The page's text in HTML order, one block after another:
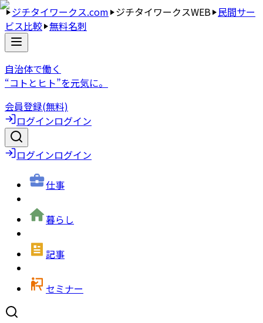
ジチタイワークス.com ジチタイワークスWEB 民間サー
ビス比較 無料名刺
自治体で働く
“コトとヒト”を元気に。
会員登録(無料)
ログインログイン
ログインログイン
仕事
暮らし
記事
セミナー